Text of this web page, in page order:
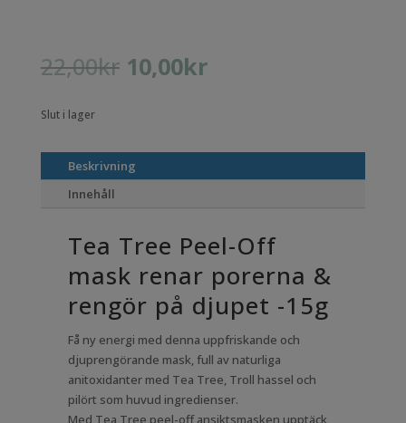
22,00kr Det
ursprungliga
10,00krDet
Slut i lager
Beskrivning
Innehåll
Tea Tree Peel-Off
mask renar porerna &
rengör på djupet -15g
Få ny energi med denna uppfriskande och
djuprengörande mask, full av naturliga
anitoxidanter med Tea Tree, Troll hassel och
pilört som huvud ingredienser.
Med Tea Tree peel-off ansiktsmasken upptäck